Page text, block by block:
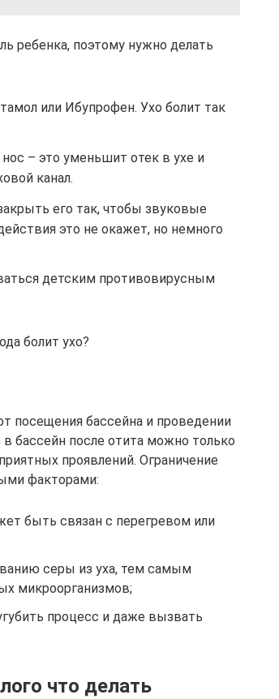
ребенка, поэтому нужно делать
или Ибупрофен. Ухо болит так
– это уменьшит отек в ухе и
канал.
его так, чтобы звуковые
это не окажет, но немного
детским противовирусным
болит ухо?
посещения бассейна и проведении
бассейн после отита можно только
проявлений. Ограничение
факторами:
быть связан с перегревом или
серы из уха, тем самым
микроорганизмов;
процесс и даже вызвать
что делать